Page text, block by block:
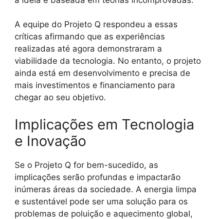
A equipe do Projeto Q respondeu a essas
críticas afirmando que as experiências
realizadas até agora demonstraram a
viabilidade da tecnologia. No entanto, o projeto
ainda está em desenvolvimento e precisa de
mais investimentos e financiamento para
chegar ao seu objetivo.
Implicações em Tecnologia
e Inovação
Se o Projeto Q for bem-sucedido, as
implicações serão profundas e impactarão
inúmeras áreas da sociedade. A energia limpa
e sustentável pode ser uma solução para os
problemas de poluição e aquecimento global,